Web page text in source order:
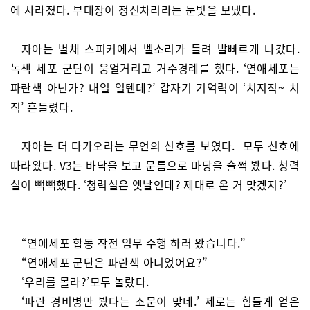
에 사라졌다. 부대장이 정신차리라는 눈빛을 보냈다.
자아는 별채 스피커에서 벨소리가 들려 발빠르게 나갔다.
녹색 세포 군단이 웅얼거리고 거수경례를 했다. ‘연애세포는
파란색 아닌가? 내일 일텐데?’ 갑자기 기억력이 ‘치지직~ 치
직’ 흔들렸다.
자아는 더 다가오라는 무언의 신호를 보였다. 모두 신호에
따라왔다. V3는 바닥을 보고 문틈으로 마당을 슬쩍 봤다. 청력
실이 빽빽했다. ‘청력실은 옛날인데? 제대로 온 거 맞겠지?’
“연애세포 합동 작전 임무 수행 하러 왔습니다.”
“연애세포 군단은 파란색 아니었어요?”
‘우리를 몰라?’모두 놀랐다.
‘파란 경비병만 봤다는 소문이 맞네.’ 제로는 힘들게 얻은